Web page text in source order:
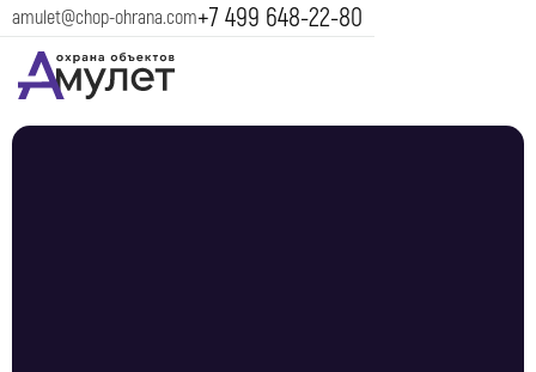
amulet@chop-ohrana.com+7 499 648-22-80